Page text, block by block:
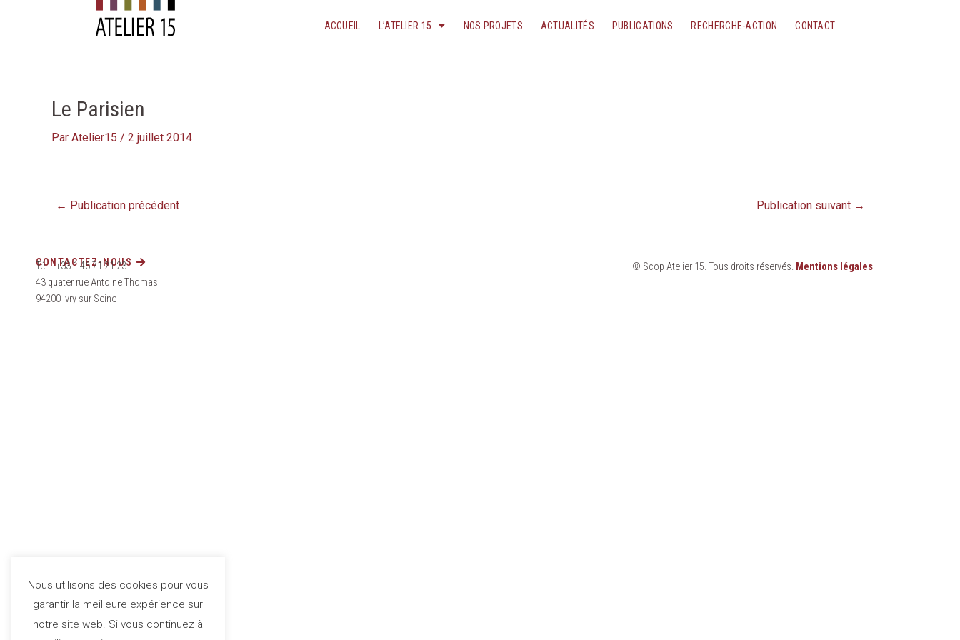
ACCUEIL L’ATELIER 15 NOS PROJETS ACTUALITÉS PUBLICATIONS RECHERCHE-ACTION CONTACT
Le Parisien
Par Atelier15 / 2 juillet 2014
articles
← Publication précédent Publication suivant →
CONTACTEZ-NOUS
Tél. : +33 1 46 71 21 23
43 quater rue Antoine Thomas
94200 Ivry sur Seine
© Scop Atelier 15. Tous droits réservés. Mentions légales
Nous utilisons des cookies pour vous
garantir la meilleure expérience sur
notre site web. Si vous continuez à